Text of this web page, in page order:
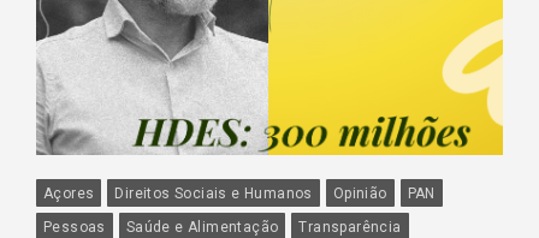
Açores Direitos Sociais e Humanos Opinião
PAN
Pessoas
Saúde e Alimentação Transparência